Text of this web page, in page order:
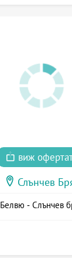
виж
Слънчев
Белвю - Слънчев